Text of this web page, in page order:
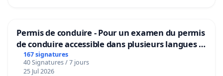
Permis de conduire - Pour un examen du permis
de conduire accessible dans plusieurs langues à
Bruxelles
167 signatures
40 Signatures / 7 jours
25 Jul 2026